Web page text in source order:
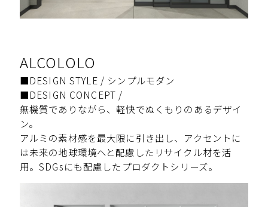
ALCOLOLO
■DESIGN STYLE / シンプルモダン
■DESIGN CONCEPT /
無機質でありながら、軽快でぬくもりのあるデザイ
ン。
アルミの素材感を最大限に引き出し、アクセントに
は未来の地球環境へと配慮したリサイクル材を活
用。SDGsにも配慮したプロダクトシリーズ。